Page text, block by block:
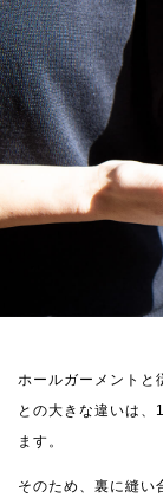
ホールガーメントと
との大きな違いは、
ます。
そのため、裏に縫い